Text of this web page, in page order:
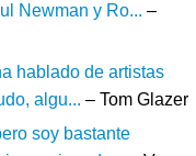
Newman y Ro... –
hablado de artistas
algu... – Tom Glazer
soy bastante